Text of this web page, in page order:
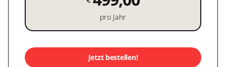
pro Jahr
Jetzt bestellen!